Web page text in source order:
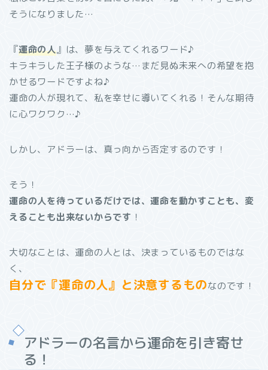
そうになりました…
『運命の人』は、夢を与えてくれるワード♪
キラキラした王子様のような…まだ見ぬ未来への希望を抱
かせるワードですよね♪
運命の人が現れて、私を幸せに導いてくれる！そんな期待
に心ワクワク…♪
しかし、アドラーは、真っ向から否定するのです！
そう！
運命の人を待っているだけでは、運命を動かすことも、変
えることも出来ないからです ！
大切なことは、運命の人とは、決まっているものではな
く、
自分で『運命の人』と決意するものなのです！
アドラーの名言から運命を引き寄せ
る！